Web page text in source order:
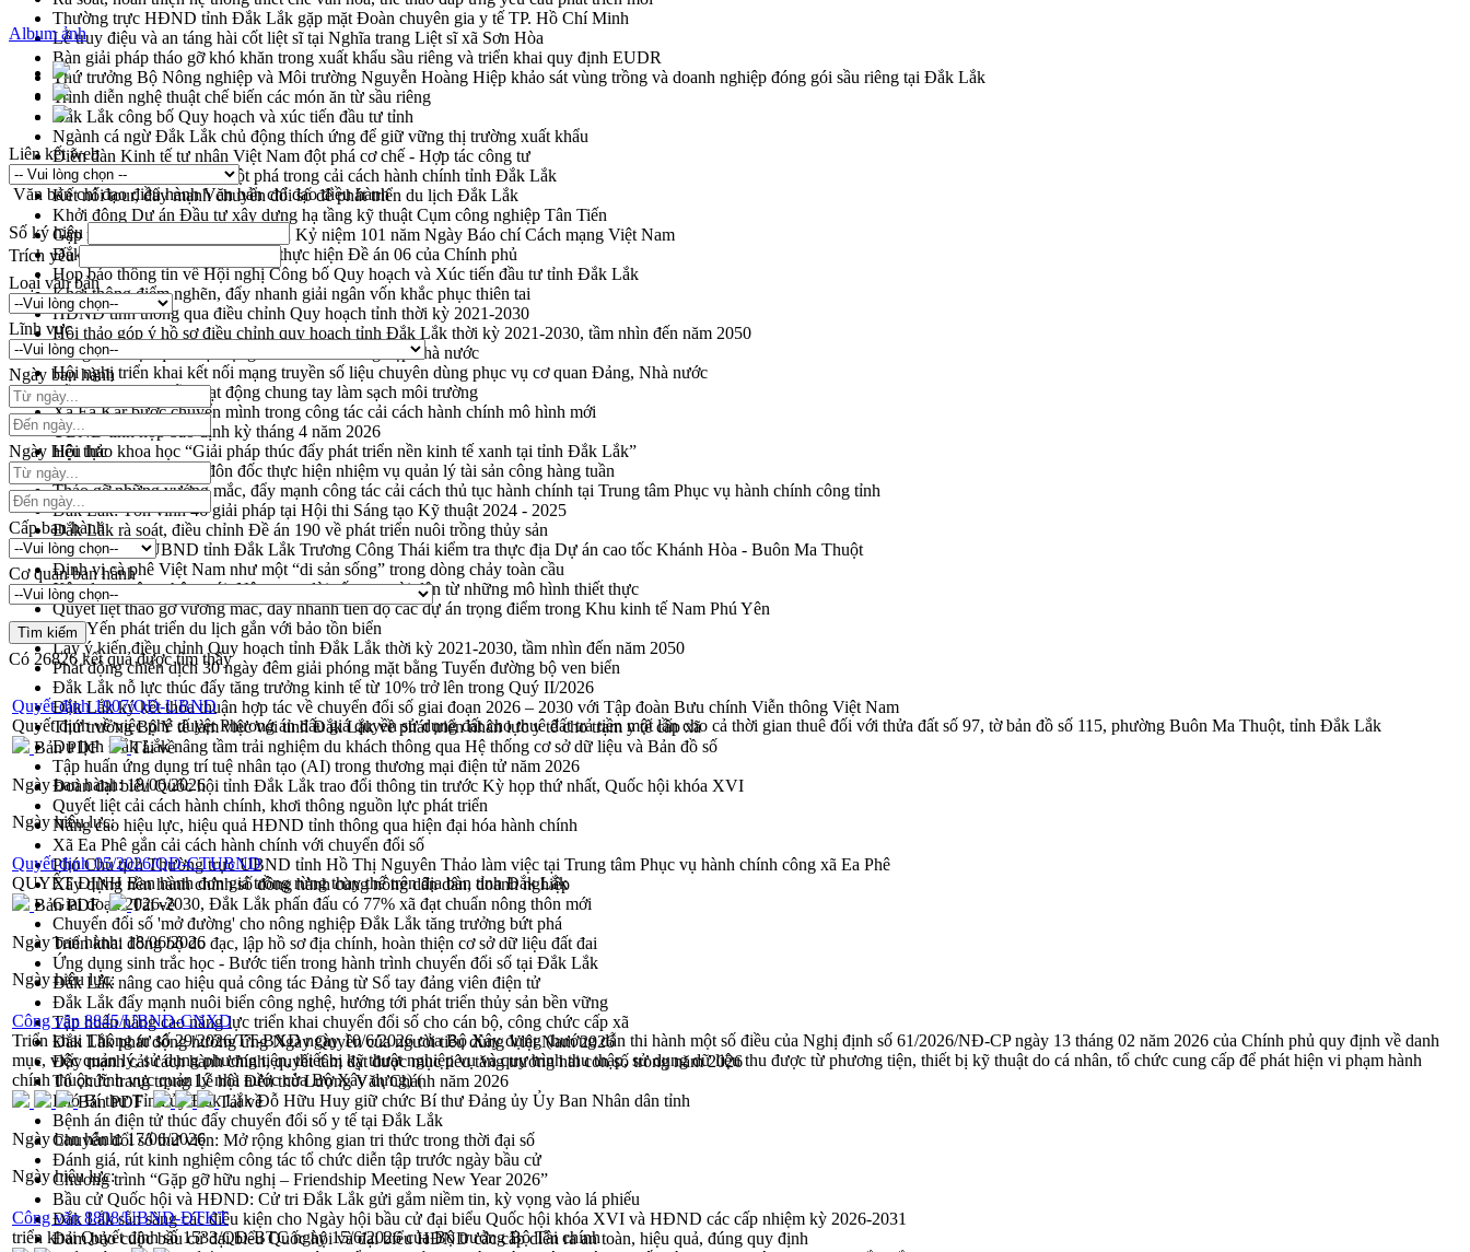
Thường trực HĐND tỉnh Đắk Lắk gặp mặt Đoàn chuyên gia y tế TP. Hồ Chí Minh
Lễ truy điệu và an táng hài cốt liệt sĩ tại Nghĩa trang Liệt sĩ xã Sơn Hòa
Bàn giải pháp tháo gỡ khó khăn trong xuất khẩu sầu riêng và triển khai quy định EUDR
Thứ trưởng Bộ Nông nghiệp và Môi trường Nguyễn Hoàng Hiệp khảo sát vùng trồng và doanh nghiệp đóng gói sầu riêng tại Đắk Lắk
Trình diễn nghệ thuật chế biến các món ăn từ sầu riêng
Đắk Lắk công bố Quy hoạch và xúc tiến đầu tư tỉnh
Ngành cá ngừ Đắk Lắk chủ động thích ứng để giữ vững thị trường xuất khẩu
Diễn đàn Kinh tế tư nhân Việt Nam đột phá cơ chế - Hợp tác công tư
Đề án 06 tạo bước ngoặt đột phá trong cải cách hành chính tỉnh Đắk Lắk
Kết nối tour, đẩy mạnh chuyển đổi số để phát triển du lịch Đắk Lắk
Khởi động Dự án Đầu tư xây dựng hạ tầng kỹ thuật Cụm công nghiệp Tân Tiến
Gặp mặt các cơ quan báo chí nhân Kỷ niệm 101 năm Ngày Báo chí Cách mạng Việt Nam
Đắk Lắk sơ kết 4 năm triển khai thực hiện Đề án 06 của Chính phủ
Họp báo thông tin về Hội nghị Công bố Quy hoạch và Xúc tiến đầu tư tỉnh Đắk Lắk
Khơi thông điểm nghẽn, đẩy nhanh giải ngân vốn khắc phục thiên tai
HĐND tỉnh thông qua điều chỉnh Quy hoạch tỉnh thời kỳ 2021-2030
Hội thảo góp ý hồ sơ điều chỉnh quy hoạch tỉnh Đắk Lắk thời kỳ 2021-2030, tầm nhìn đến năm 2050
Nâng cao hiệu quả hoạt động của các doanh nghiệp nhà nước
Hội nghị triển khai kết nối mạng truyền số liệu chuyên dùng phục vụ cơ quan Đảng, Nhà nước
Lễ phát động chuỗi hoạt động chung tay làm sạch môi trường
Xã Ea Kar bước chuyển mình trong công tác cải cách hành chính mô hình mới
UBND tỉnh họp báo định kỳ tháng 4 năm 2026
Hội thảo khoa học “Giải pháp thúc đẩy phát triển nền kinh tế xanh tại tỉnh Đắk Lắk”
Tăng cường giám sát, đôn đốc thực hiện nhiệm vụ quản lý tài sản công hàng tuần
Tháo gỡ những vướng mắc, đẩy mạnh công tác cải cách thủ tục hành chính tại Trung tâm Phục vụ hành chính công tỉnh
Đắk Lắk: Tôn vinh 46 giải pháp tại Hội thi Sáng tạo Kỹ thuật 2024 - 2025
Đắk Lắk rà soát, điều chỉnh Đề án 190 về phát triển nuôi trồng thủy sản
Phó Chủ tịch UBND tỉnh Đắk Lắk Trương Công Thái kiểm tra thực địa Dự án cao tốc Khánh Hòa - Buôn Ma Thuột
Định vị cà phê Việt Nam như một “di sản sống” trong dòng chảy toàn cầu
Xây dựng nông thôn mới: Nâng cao đời sống người dân từ những mô hình thiết thực
Quyết liệt tháo gỡ vướng mắc, đẩy nhanh tiến độ các dự án trọng điểm trong Khu kinh tế Nam Phú Yên
Hòn Yến phát triển du lịch gắn với bảo tồn biển
Lấy ý kiến điều chỉnh Quy hoạch tỉnh Đắk Lắk thời kỳ 2021-2030, tầm nhìn đến năm 2050
Phát động chiến dịch 30 ngày đêm giải phóng mặt bằng Tuyến đường bộ ven biển
Đắk Lắk nỗ lực thúc đẩy tăng trưởng kinh tế từ 10% trở lên trong Quý II/2026
Đắk Lắk ký kết thỏa thuận hợp tác về chuyển đổi số giai đoạn 2026 – 2030 với Tập đoàn Bưu chính Viễn thông Việt Nam
Thứ trưởng Bộ Y tế làm việc với tỉnh Đắk Lắk về phát triển nhân lực y tế cho trạm y tế cấp xã
Du lịch Đắk Lắk nâng tầm trải nghiệm du khách thông qua Hệ thống cơ sở dữ liệu và Bản đồ số
Tập huấn ứng dụng trí tuệ nhân tạo (AI) trong thương mại điện tử năm 2026
Đoàn đại biểu Quốc hội tỉnh Đắk Lắk trao đổi thông tin trước Kỳ họp thứ nhất, Quốc hội khóa XVI
Quyết liệt cải cách hành chính, khơi thông nguồn lực phát triển
Nâng cao hiệu lực, hiệu quả HĐND tỉnh thông qua hiện đại hóa hành chính
Xã Ea Phê gắn cải cách hành chính với chuyển đổi số
Phó Chủ tịch Thường trực UBND tỉnh Hồ Thị Nguyên Thảo làm việc tại Trung tâm Phục vụ hành chính công xã Ea Phê
Xây dựng nền hành chính số đồng hành cùng nông dân dân, doanh nghiệp
Giai đoạn 2026-2030, Đắk Lắk phấn đấu có 77% xã đạt chuẩn nông thôn mới
Chuyển đổi số 'mở đường' cho nông nghiệp Đắk Lắk tăng trưởng bứt phá
Triển khai đồng bộ đo đạc, lập hồ sơ địa chính, hoàn thiện cơ sở dữ liệu đất đai
Ứng dụng sinh trắc học - Bước tiến trong hành trình chuyển đổi số tại Đắk Lắk
Đắk Lắk nâng cao hiệu quả công tác Đảng từ Sổ tay đảng viên điện tử
Đắk Lắk đẩy mạnh nuôi biển công nghệ, hướng tới phát triển thủy sản bền vững
Tập huấn nâng cao năng lực triển khai chuyển đổi số cho cán bộ, công chức cấp xã
Đắk Lắk phát động hưởng ứng Ngày Quyền của người tiêu dùng Việt Nam 2026
Đẩy mạnh cải cách hành chính, quyết tâm đạt được mục tiêu tăng trưởng hai con số trong năm 2026
Tổ chức trang trọng Lễ hội Đền thờ Lương Văn Chánh năm 2026
Phó Bí thư Tỉnh ủy Đắk Lắk Đỗ Hữu Huy giữ chức Bí thư Đảng ủy Ủy Ban Nhân dân tỉnh
Bệnh án điện tử thúc đẩy chuyển đổi số y tế tại Đắk Lắk
Chuyển đổi số thư viện: Mở rộng không gian tri thức trong thời đại số
Đánh giá, rút kinh nghiệm công tác tổ chức diễn tập trước ngày bầu cử
Chương trình “Gặp gỡ hữu nghị – Friendship Meeting New Year 2026”
Bầu cử Quốc hội và HĐND: Cử tri Đắk Lắk gửi gắm niềm tin, kỳ vọng vào lá phiếu
Đắk Lắk sẵn sàng các điều kiện cho Ngày hội bầu cử đại biểu Quốc hội khóa XVI và HĐND các cấp nhiệm kỳ 2026-2031
Đảm bảo cuộc bầu cử đại biểu Quốc hội và đại biểu HĐND các cấp diễn ra an toàn, hiệu quả, đúng quy định
Album ảnh
Liên kết web
Văn bản chỉ đạo điều hành Văn bản chỉ đạo điều hành
Số ký hiệu
Trích yếu
Loại văn bản
Lĩnh vực
Ngày ban hành
Ngày hiệu lực
Cấp ban hành
Cơ quan ban hành
Có 26826kết quả được tìm thấy
Quyết định 1907/QĐ-UBND
Quyết định về việc phê duyệt Phương án đấu giá quyền sử dụng đất cho thuê đất trả tiền một lần cho cả thời gian thuê đối với thửa đất số 97, tờ bản đồ số 115, phường Buôn Ma Thuột, tỉnh Đắk Lắk
Bản PDF
Tải về
Ngày ban hành:18/06/2026
Ngày hiệu lực:
Quyết định 05/2026/QĐ-CTUBND
QUYẾT ĐỊNH Ban hành đơn giá trồng rừng thay thế trên địa bàn tỉnh Đắk Lắk
Bản PDF
Tải về
Ngày ban hành: 18/06/2026
Ngày hiệu lực:
Công văn 8845/UBND-CNXD
Triển khai Thông tư số 29/2026/TT-BXD ngày 10/6/2026 của Bộ Xây dựng (hướng dẫn thi hành một số điều của Nghị định số 61/2026/NĐ-CP ngày 13 tháng 02 năm 2026 của Chính phủ quy định về danh
mục, việc quản lý, sử dụng phương tiện, thiết bị kỹ thuật nghiệp vụ và quy trình thu thập, sử dụng dữ liệu thu được từ phương tiện, thiết bị kỹ thuật do cá nhân, tổ chức cung cấp để phát hiện vi phạm hành
chính thuộc lĩnh vực quản lý nhà nước của Bộ Xây dựng) (
Bản PDF
Tải về
Ngày ban hành:17/06/2026
Ngày hiệu lực:
Công văn 8808/UBND-ĐTKT
triển khai Quyết định số 1533/QĐ-BTC ngày 15/6/2026 của Bộ trưởng Bộ Tài chính